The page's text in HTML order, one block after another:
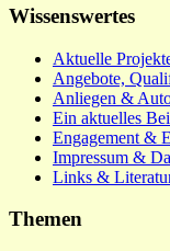
Wissenswertes
Aktuelle
Angebote,
Anliegen &
Ein aktuelles
Engagement &
Impressum &
Links &
Themen